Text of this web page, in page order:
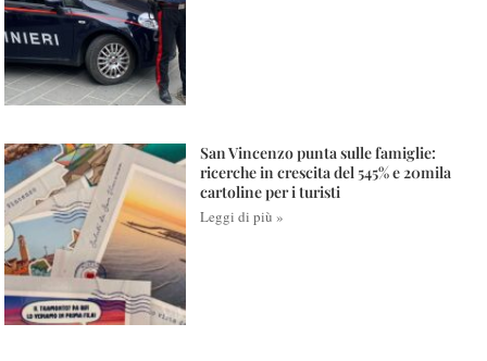
San Vincenzo punta sulle famiglie:
ricerche in crescita del 545% e 20mila
cartoline per i turisti
Leggi di più »